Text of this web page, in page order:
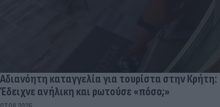
Αδιανόητη καταγγελία για τουρίστα στην Κρήτη:
Έδειχνε ανήλικη και ρωτούσε «πόσο;»